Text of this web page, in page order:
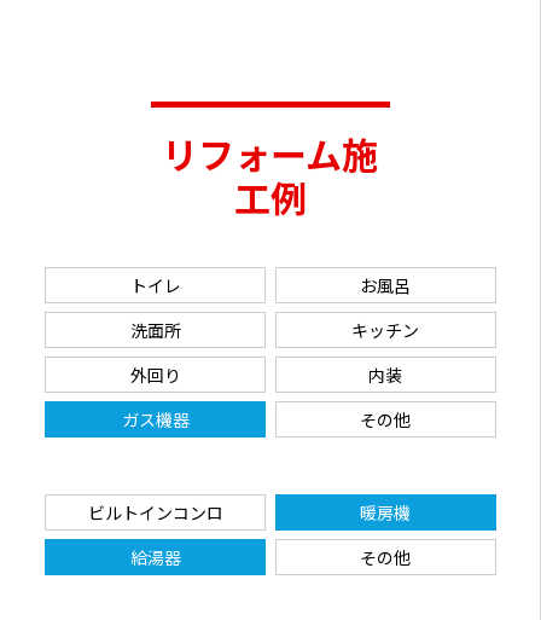
リフォーム施
工例
トイレ
お風呂
洗面所
キッチン
外回り
内装
ガス機器
その他
ビルトインコンロ
暖房機
給湯器
その他